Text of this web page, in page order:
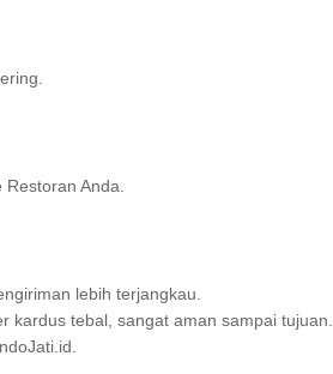
Anda.
lebih terjangkau.
kardus tebal, sangat aman sampai tujuan.